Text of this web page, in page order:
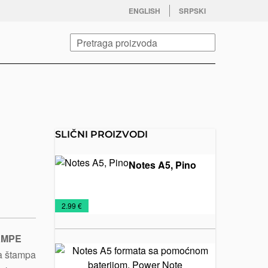
ENGLISH SRPSKI
youtube
štampa
SLIČNI PROIZVODI
Notes A5, Pino
Notesi
Rokovnici
2026
2.99 €